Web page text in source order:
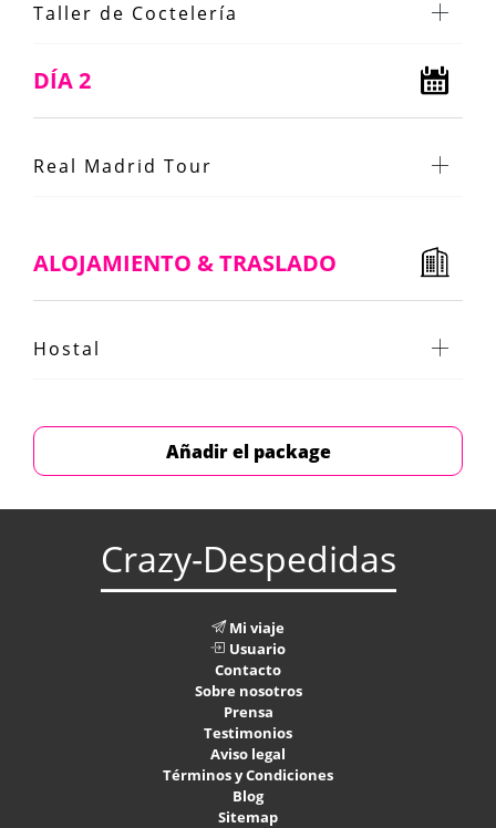
Taller de Coctelería
DÍA 2
Real Madrid Tour
ALOJAMIENTO & TRASLADO
Hostal
Añadir el package
Crazy-Despedidas
Mi viaje
Usuario
Contacto
Sobre nosotros
Prensa
Testimonios
Aviso legal
Términos y Condiciones
Blog
Sitemap